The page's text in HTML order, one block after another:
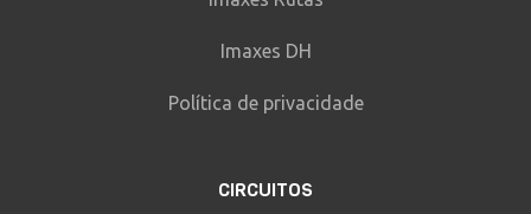
tirarlle a un dobre pequeno, senón coñeces
o primeiro é mellor rodalo, pero sabendo
pequenos e a continuación encarar o salto
Imaxes DH
Política de privacidade
CIRCUITOS